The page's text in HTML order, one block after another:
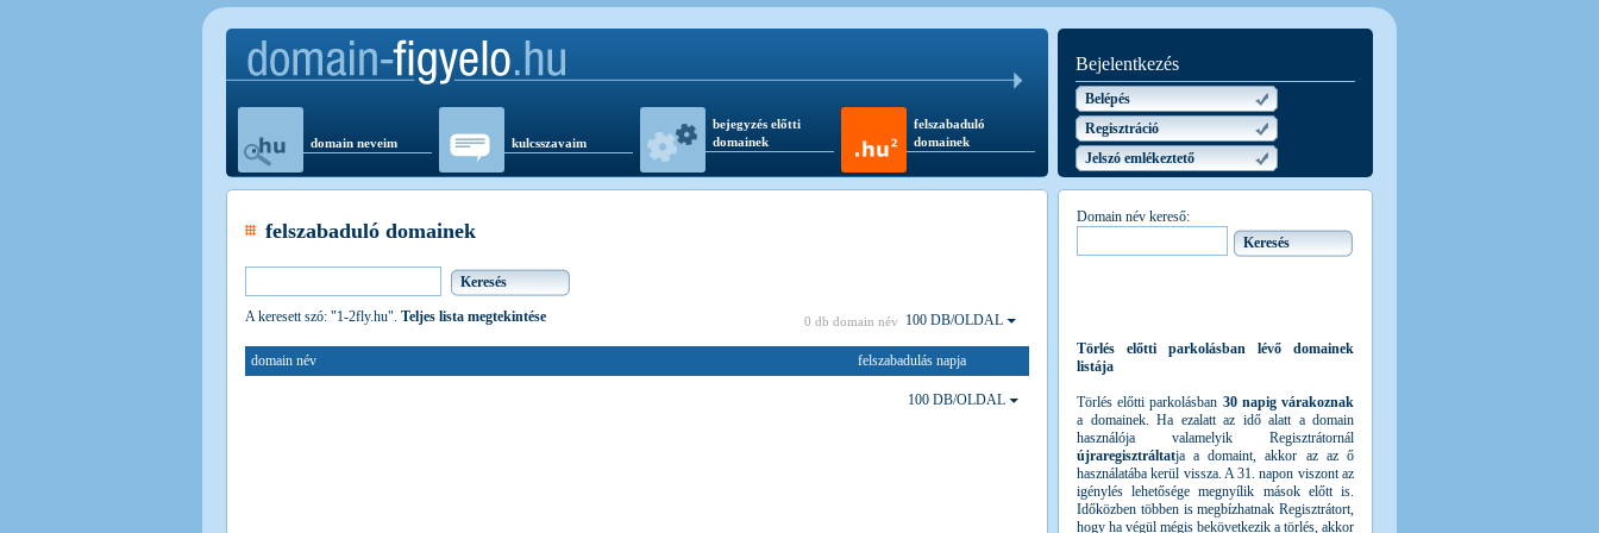
domain neveim kulcsszavaim
bejegyzés előtti
domainek
felszabaduló
domainek
Bejelentkezés
Belépés
Regisztráció
Jelszó emlékeztető
felszabaduló domainek
A keresett szó: "1-2fly.hu". Teljes lista megtekintése 0 db domain név 100 DB/OLDAL
domain név felszabadulás napja
100 DB/OLDAL
Domain név kereső:
Törlés előtti parkolásban lévő domainek
listája
Törlés előtti parkolásban 30 napig várakoznak
a domainek. Ha ezalatt az idő alatt a domain
használója valamelyik Regisztrátornál
újraregisztráltatja a domaint, akkor az az ő
használatába kerül vissza. A 31. napon viszont az
igénylés lehetősége megnyílik mások előtt is.
Időközben többen is megbízhatnak Regisztrátort,
hogy ha végül mégis bekövetkezik a törlés, akkor